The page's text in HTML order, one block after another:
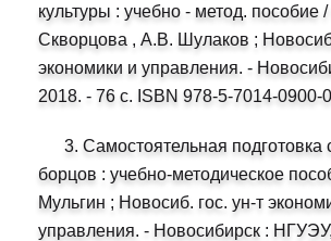
культуры : учебно - метод. пособие
Скворцова , А.В. Шулаков ;
экономики и управления. -
2018. - 76 с. ISBN 978-5-7014-0900-0
3. Самостоятельная подготовка
борцов : учебно-методическое
Мульгин ; Новосиб. гос. ун-т
управления. - Новосибирск :